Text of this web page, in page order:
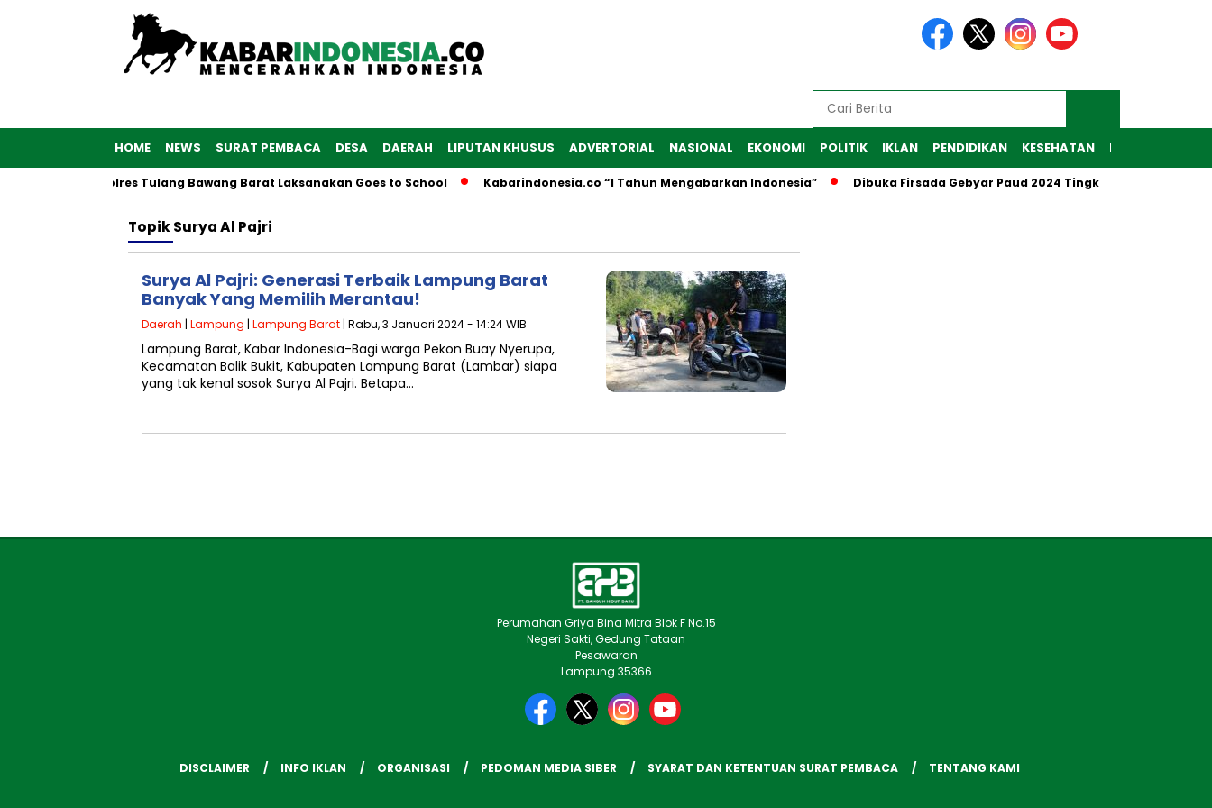
HOME NEWS SURAT PEMBACA DESA DAERAH LIPUTAN KHUSUS ADVERTORIAL NASIONAL EKONOMI POLITIK IKLAN PENDIDIKAN KESEHATAN RAGAM
76, Polwan Polres Tulang Bawang Barat Laksanakan Goes to School Kabarindonesia.co “1 Tahun Mengabarkan Indonesia” Dibuka Firsada Gebyar Paud 2024 Tingkat Kabupaten
TopikSurya Al Pajri
Surya Al Pajri: Generasi Terbaik Lampung Barat
Banyak Yang Memilih Merantau!
Daerah | Lampung | Lampung Barat | Rabu, 3 Januari 2024 - 14:24 WIB
Lampung Barat, Kabar Indonesia-Bagi warga Pekon Buay Nyerupa,
Kecamatan Balik Bukit, Kabupaten Lampung Barat (Lambar) siapa
yang tak kenal sosok Surya Al Pajri. Betapa…
Perumahan Griya Bina Mitra Blok F No.15
Negeri Sakti, Gedung Tataan
Pesawaran
Lampung 35366
DISCLAIMER INFO IKLAN ORGANISASI PEDOMAN MEDIA SIBER SYARAT DAN KETENTUAN SURAT PEMBACA TENTANG KAMI